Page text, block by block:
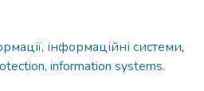
інформаційні системи,
information systems.